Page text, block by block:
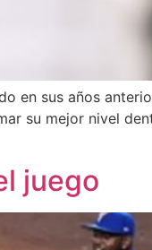
en sus años
su mejor nivel
juego